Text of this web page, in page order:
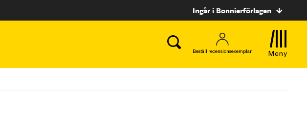
Ingår i Bonnierförlagen
Beställ recensionsexemplar Meny